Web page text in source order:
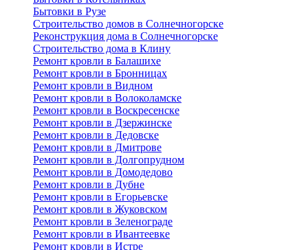
Бытовки в Рузе
Строительство домов в Солнечногорске
Реконструкция дома в Солнечногорске
Строительство дома в Клину
Ремонт кровли в Балашихе
Ремонт кровли в Бронницах
Ремонт кровли в Видном
Ремонт кровли в Волоколамске
Ремонт кровли в Воскресенске
Ремонт кровли в Дзержинске
Ремонт кровли в Дедовске
Ремонт кровли в Дмитрове
Ремонт кровли в Долгопрудном
Ремонт кровли в Домодедово
Ремонт кровли в Дубне
Ремонт кровли в Егорьевске
Ремонт кровли в Жуковском
Ремонт кровли в Зеленограде
Ремонт кровли в Ивантеевке
Ремонт кровли в Истре